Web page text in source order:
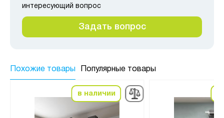
интересующий вопрос
Задать вопрос
Похожие товары Популярные товары
в наличии